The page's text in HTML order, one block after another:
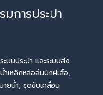
การประปา
บบประปา และระบบส่ง
ำเหล็กหล่อลิ้นปีกผีเสื้อ,
ายน้ำ, ชุดขับเคลื่อน